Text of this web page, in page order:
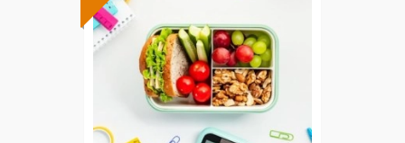
Para desempleados,
trabajadores y autónomos.
Sector
-Educación.